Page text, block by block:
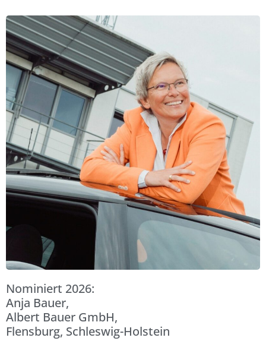
Nominiert 2026:
Anja Bauer,
Albert Bauer GmbH,
Flensburg, Schleswig-Holstein